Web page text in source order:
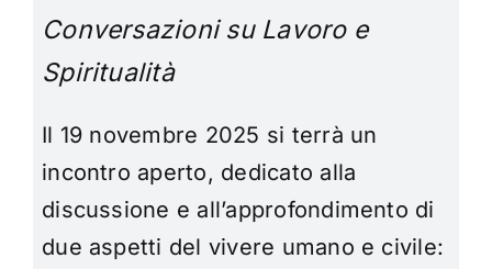
Conversazioni su Lavoro e
Spiritualità
Il 19 novembre 2025 si terrà un
incontro aperto, dedicato alla
discussione e all’approfondimento di
due aspetti del vivere umano e civile: